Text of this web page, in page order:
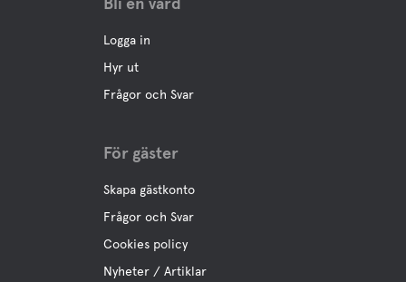
Logga in
Hyr ut
Frågor och Svar
För gäster
Skapa gästkonto
Frågor och Svar
Cookies policy
Nyheter / Artiklar